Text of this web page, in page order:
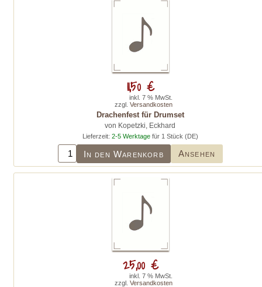
Drachenfest für Drumset
von Kopetzki, Eckhard
Lieferzeit: 2-5 Werktagefür 1 Stück (DE)
In den Warenkorb Ansehen
11,50 €
inkl. 7 % MwSt.
zzgl. Versandkosten
25,00 €
inkl. 7 % MwSt.
zzgl. Versandkosten